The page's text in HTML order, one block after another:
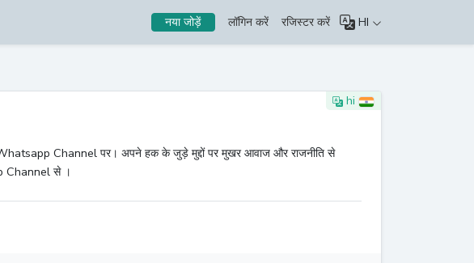
नया जोड़ें लॉगिन करें रजिस्टर करें HI
hi
Channel पर। अपने हक के जुड़े मुद्दों पर मुखर आवाज और राजनीति से
Channel से ।